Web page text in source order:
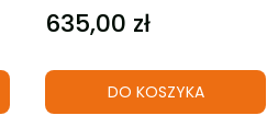
Cena
635,00 zł
DO KOSZYKA